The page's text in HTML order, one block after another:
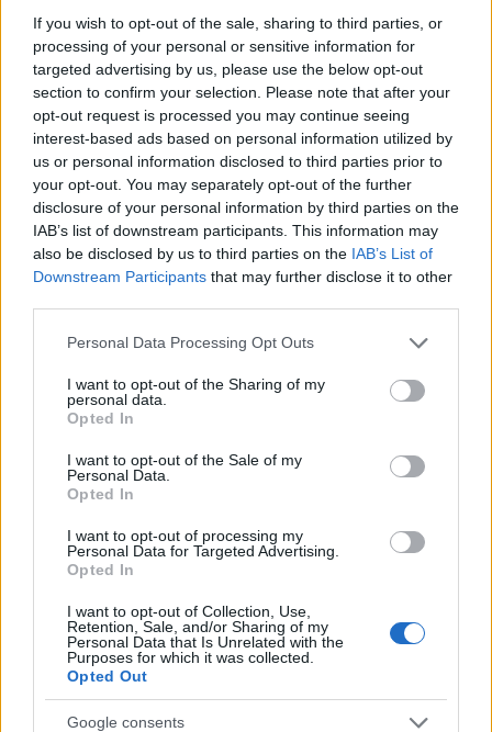
If you wish to opt-out of the sale, sharing to third parties, or
processing of your personal or sensitive information for
targeted advertising by us, please use the below opt-out
section to confirm your selection. Please note that after your
opt-out request is processed you may continue seeing
interest-based ads based on personal information utilized by
us or personal information disclosed to third parties prior to
your opt-out. You may separately opt-out of the further
disclosure of your personal information by third parties on the
IAB’s list of downstream participants. This information may
also be disclosed by us to third parties on the IAB’s List of
Downstream Participants that may further disclose it to other
Please note that this website/app uses one or more Google
not limited to your visit or usage behaviour. You may click to
grant or deny consent to Google and its third-party tags to
use your data for below specified purposes in below Google
consent section.
Personal Data Processing Opt Outs
I want to opt-out of the Sharing of my
personal data.
Opted In
I want to opt-out of the Sale of my
Personal Data.
Opted In
I want to opt-out of processing my
Personal Data for Targeted Advertising.
Opted In
I want to opt-out of Collection, Use,
Retention, Sale, and/or Sharing of my
Personal Data that Is Unrelated with the
Purposes for which it was collected.
Opted Out
Google consents
vedere una moda più inclusiva, lontana dagli
standard rigidi del passato. Il panorama attuale
delle sfilate, però, rende sempre più rara la
presenza di modelle di taglie regolari.
La critica verso l’industria della moda sta
crescendo, e la giornalista Sophie Fontanel ha
esortato a far sentire la propria voce contro gli
standard di bellezza obsoleti. È fondamentale che
la moda evolva verso una rappresentazione più
riflettono la realtà delle donne di oggi.
Staff